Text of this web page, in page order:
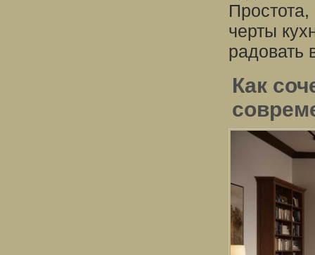
черты
радовать
Как